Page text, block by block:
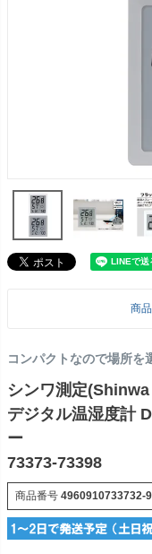
商
コンパクトなので場所を
シンワ測定
デジタル温湿度計
ー
73373-73398
商品番号 4960910733732-